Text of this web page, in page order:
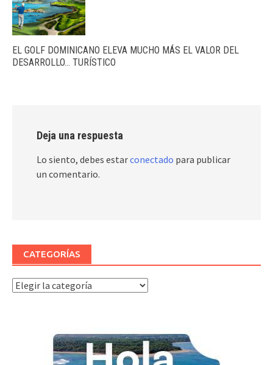
EL GOLF DOMINICANO ELEVA MUCHO MÁS EL VALOR DEL
DESARROLLO… TURÍSTICO
Deja una respuesta
Lo siento, debes estarconectado para publicar
un comentario.
CATEGORÍAS
Categorías